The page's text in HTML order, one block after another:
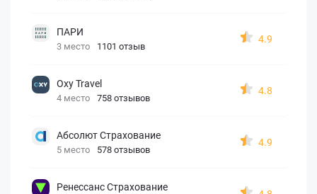
ПАРИ
3 место 1101 отзыв
4.9
Oxy Travel
4 место 758 отзывов
4.8
Абсолют Страхование
5 место 578 отзывов
4.9
Ренессанс Страхование